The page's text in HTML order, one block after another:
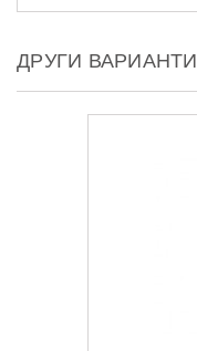
ДРУГИ ВАРИАНТИ